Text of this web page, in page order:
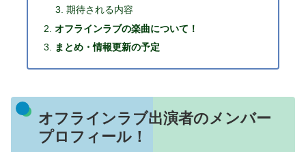
期待される内容
オフラインラブの楽曲について！
まとめ・情報更新の予定
オフラインラブ出演者のメンバー
プロフィール！